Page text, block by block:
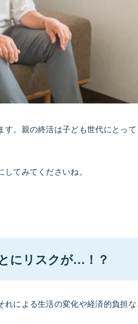
。親の終活は子ども世代にとっ
てみてくださいね。
にリスクが…！？
による生活の変化や経済的負担